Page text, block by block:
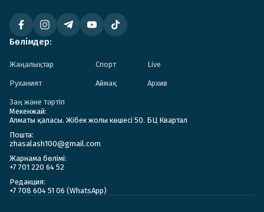
Бөлімдер:
Жаңалықтар Спорт Live
Руханият Аймақ Архив
Заң және тәртіп
Мекенжай:
Алматы қаласы. Жібек жолы көшесі 50. БЦ Квартал
Пошта:
zhasalash100@gmail.com
Жарнама бөлімі:
+7 701 220 64 52
Редакция:
+7 708 604 51 06 (WhatsApp)